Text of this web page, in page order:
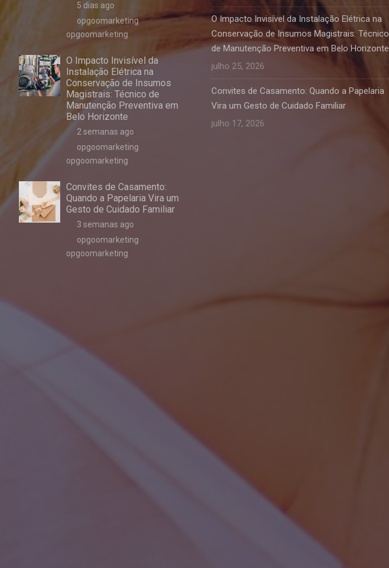
5 dias ago
opgoomarketing
opgoomarketing
O Impacto Invisível da
Instalação Elétrica na
Conservação de Insumos
Magistrais: Técnico de
Manutenção Preventiva em
Belo Horizonte
2 semanas ago
opgoomarketing
opgoomarketing
Convites de Casamento:
Quando a Papelaria Vira um
Gesto de Cuidado Familiar
3 semanas ago
opgoomarketing
opgoomarketing
O Impacto Invisível da Instalação Elétrica na
Conservação de Insumos Magistrais: Técnico
de Manutenção Preventiva em Belo Horizonte
julho 25, 2026
Convites de Casamento: Quando a Papelaria
Vira um Gesto de Cuidado Familiar
julho 17, 2026